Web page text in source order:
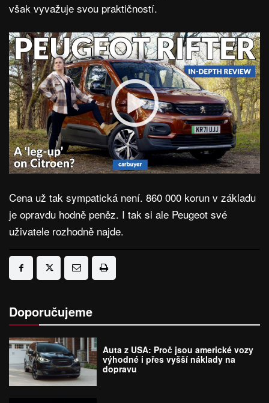
však vyvažuje svou praktičností.
Cena už tak sympatická není. 860 000 korun v základu
je opravdu hodně peněz. I tak si ale Peugeot své
uživatele rozhodně najde.
Doporučujeme
Auta z USA: Proč jsou americké vozy
výhodné i přes vyšší náklady na
dopravu